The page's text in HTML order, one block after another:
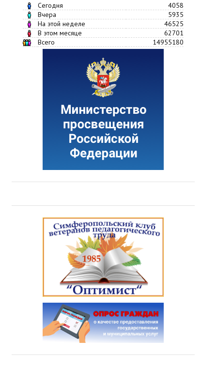
Сегодня
4058
Вчера
5935
На этой неделе
46525
В этом месяце
62701
Всего
14955180